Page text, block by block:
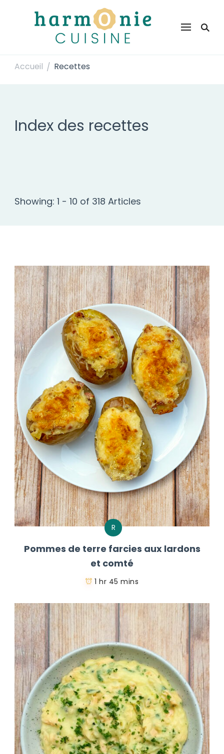
Harmonie Cuisine
Accueil / Recettes
Index des recettes
Showing: 1 - 10 of 318 Articles
R
Pommes de terre farcies aux lardons
et comté
1 hr 45 mins